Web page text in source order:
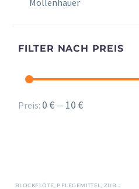
Mollenhauer
FILTER NACH PREIS
Min.
Max.
Preis: 0 €— 10 €
BLOCKFLÖTE PFLEGEMITTEL ZUBEHÖR